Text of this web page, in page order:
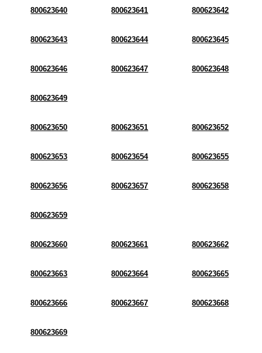
800623640 800623641 800623642
800623643 800623644 800623645
800623646 800623647 800623648
800623649
800623650 800623651 800623652
800623653 800623654 800623655
800623656 800623657 800623658
800623659
800623660 800623661 800623662
800623663 800623664 800623665
800623666 800623667 800623668
800623669